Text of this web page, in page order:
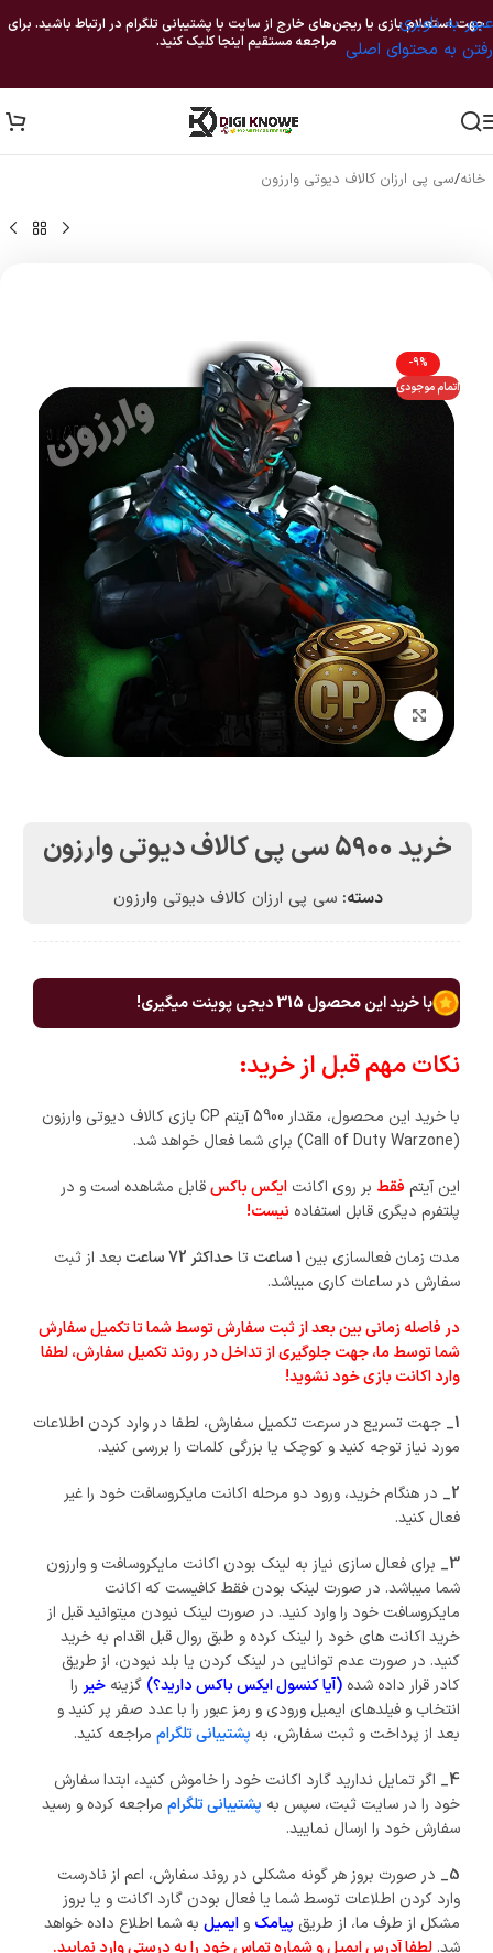
عبور به ناوبری
رفتن به محتوای اصلی
جهت استعلام بازی یا ریجن‌های خارج از سایت با پشتیبانی تلگرام در ارتباط باشید. برای
مراجعه مستقیم اینجا کلیک کنید.
خانه/سی پی ارزان کالاف دیوتی وارزون
-9%
اتمام موجودی
بزرگنمایی تصویر
خرید 5900 سی پی کالاف دیوتی وارزون
دسته: سی پی ارزان کالاف دیوتی وارزون
با خرید این محصول 315دیجی پوینت میگیری!
نکات مهم قبل از خرید:
با خرید این محصول، مقدار 5900 آیتم CP بازی کالاف دیوتی وارزون
(Call of Duty Warzone) برای شما فعال خواهد شد.
این آیتم فقط بر روی اکانت ایکس باکسقابل مشاهده است و در
پلتفرم دیگری قابل استفاده نیست!
مدت زمان فعالسازی بین
تاحداکثر 72 ساعت
بعد از ثبت
سفارش در ساعات کاری میباشد.
در فاصله زمانی بین بعد از ثبت سفارش توسط شما تا تکمیل سفارش
شما توسط ما، جهت جلوگیری از تداخل در روند تکمیل سفارش، لطفا
وارد اکانت بازی خود نشوید!
1_ جهت تسریع در سرعت تکمیل سفارش، لطفا در وارد کردن اطلاعات
مورد نیاز توجه کنید و کوچک یا بزرگی کلمات را بررسی کنید.
2_
در هنگام خرید، ورود دو مرحله اکانت مایکروسافت خود را غیر
فعال کنید.
3_
برای فعال سازی نیاز به لینک بودن اکانت مایکروسافت و وارزون
شما میباشد. در صورت لینک بودن فقط کافیست که اکانت
مایکروسافت خود را وارد کنید. در صورت لینک نبودن میتوانید قبل از
خرید اکانت های خود را لینک کرده و طبق روال قبل اقدام به خرید
کنید. در صورت عدم توانایی در لینک کردن یا بلد نبودن، از طریق
کادر قرار داده شده (آیا کنسول ایکس باکس دارید؟) گزینه خیر را
انتخاب و فیلدهای ایمیل ورودی و رمز عبور را با عدد صفر پر کنید و
بعد از پرداخت و ثبت سفارش، به پشتیبانی تلگرام مراجعه کنید.
4_
اگر تمایل ندارید گارد اکانت خود را خاموش کنید، ابتدا سفارش
خود را در سایت ثبت، سپس به پشتیبانی تلگرام مراجعه کرده و رسید
سفارش خود را ارسال نمایید.
5_
در صورت بروز هر گونه مشکلی در روند سفارش، اعم از نادرست
وارد کردن اطلاعات توسط شما یا فعال بودن گارد اکانت و یا بروز
مشکل از طرف ما، از طریق پیامک و ایمیل به شما اطلاع داده خواهد
شد. لطفا آدرس ایمیل و شماره تماس خود را به درستی وارد نمایید.